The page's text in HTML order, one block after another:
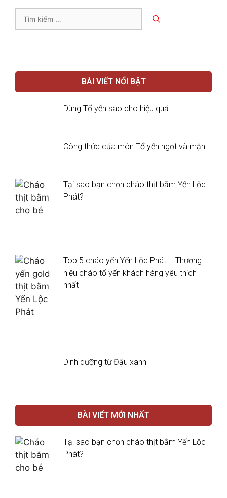
BÀI VIẾT NỔI BẬT
Dùng Tổ yến sao cho hiệu quả
Công thức của món Tổ yến ngọt và mặn
Tại sao bạn chọn cháo thịt bằm Yến Lộc
Phát?
Top 5 cháo yến Yến Lộc Phát – Thương
hiệu cháo tổ yến khách hàng yêu thích
nhất
Dinh dưỡng từ Đậu xanh
BÀI VIẾT MỚI NHẤT
Tại sao bạn chọn cháo thịt bằm Yến Lộc
Phát?